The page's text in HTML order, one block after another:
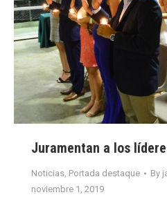
Juramentan a los
Noticias, Portada destaque By
noviembre 1, 2019